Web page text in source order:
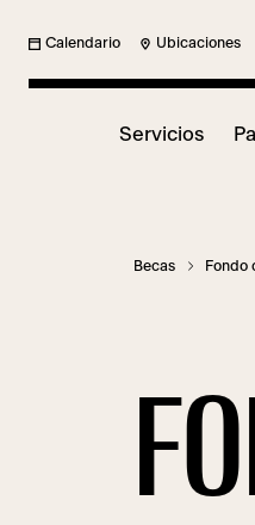
Calendario Ubicaciones
Servicios
Becas Fondo